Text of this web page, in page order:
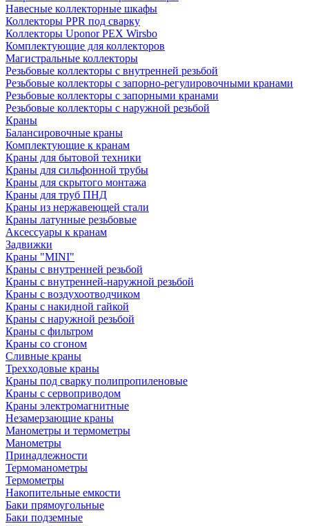
Навесные коллекторные шкафы
Коллекторы PPR под сварку
Коллекторы Uponor PEX Wirsbo
Комплектующие для коллекторов
Магистральные коллекторы
Резьбовые коллекторы с внутренней резьбой
Резьбовые коллекторы с запорно-регулировочными кранами
Резьбовые коллекторы с запорными кранами
Резьбовые коллекторы с наружной резьбой
Краны
Балансировочные краны
Комплектующие к кранам
Краны для бытовой техники
Краны для сильфонной трубы
Краны для скрытого монтажа
Краны для труб ПНД
Краны из нержавеющей стали
Краны латунные резьбовые
Аксессуары к кранам
Задвижки
Краны "MINI"
Краны с внутренней резьбой
Краны с внутренней-наружной резьбой
Краны с воздухоотводчиком
Краны с накидной гайкой
Краны с наружной резьбой
Краны с фильтром
Краны со сгоном
Сливные краны
Трехходовые краны
Краны под сварку полипропиленовые
Краны с сервоприводом
Краны электромагнитные
Незамерзающие краны
Манометры и термометры
Манометры
Принадлежности
Термоманометры
Термометры
Накопительные емкости
Баки прямоугольные
Баки подземные